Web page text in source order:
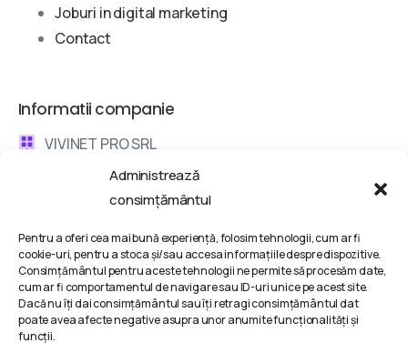
Administrează
consimțământul
Pentru a oferi cea mai bună experiență, folosim tehnologii, cum ar fi
cookie-uri, pentru a stoca și/sau accesa informațiile despre dispozitive.
Consimțământul pentru aceste tehnologii ne permite să procesăm date,
cum ar fi comportamentul de navigare sau ID-uri unice pe acest site.
Dacă nu îți dai consimțământul sau îți retragi consimțământul dat
poate avea afecte negative asupra unor anumite funcționalități și
funcții.
Joburi in digital marketing
Contact
Informatii companie
VIVINET PRO SRL
Bd. Metalurgiei 132, Bucharest, Romania
Discuta cu un consultant
Termeni si conditii